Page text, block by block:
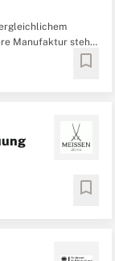
Manufaktur steht
aus dem
bookmark
bookmark